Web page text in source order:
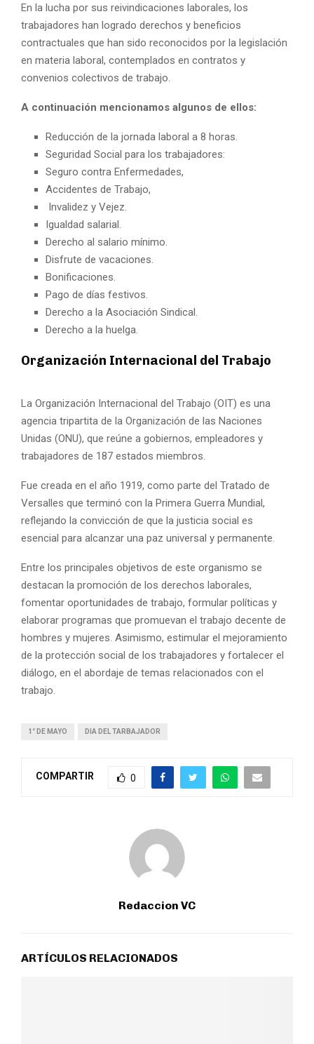
En la lucha por sus reivindicaciones laborales, los
trabajadores han logrado derechos y beneficios
contractuales que han sido reconocidos por la legislación
en materia laboral, contemplados en contratos y
convenios colectivos de trabajo.
A continuación mencionamos algunos de ellos:
Reducción de la jornada laboral a 8 horas.
Seguridad Social para los trabajadores:
Seguro contra Enfermedades,
Accidentes de Trabajo,
Invalidez y Vejez.
Igualdad salarial.
Derecho al salario mínimo.
Disfrute de vacaciones.
Bonificaciones.
Pago de días festivos.
Derecho a la Asociación Sindical.
Derecho a la huelga.
Organización Internacional del Trabajo
La Organización Internacional del Trabajo (OIT) es una
agencia tripartita de la Organización de las Naciones
Unidas (ONU), que reúne a gobiernos, empleadores y
trabajadores de 187 estados miembros.
Fue creada en el año 1919, como parte del Tratado de
Versalles que terminó con la Primera Guerra Mundial,
reflejando la convicción de que la justicia social es
esencial para alcanzar una paz universal y permanente.
Entre los principales objetivos de este organismo se
destacan la promoción de los derechos laborales,
fomentar oportunidades de trabajo, formular políticas y
elaborar programas que promuevan el trabajo decente de
hombres y mujeres. Asimismo, estimular el mejoramiento
de la protección social de los trabajadores y fortalecer el
diálogo, en el abordaje de temas relacionados con el
trabajo.
1° DE MAYO DIA DEL TARBAJADOR
COMPARTIR 0
Redaccion VC
ARTÍCULOS RELACIONADOS